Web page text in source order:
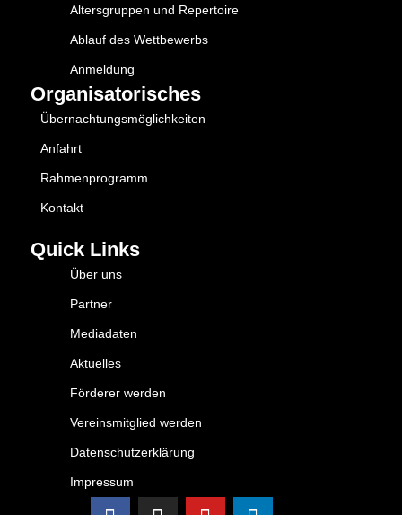
Altersgruppen und Repertoire
Ablauf des Wettbewerbs
Anmeldung
Organisatorisches
Übernachtungsmöglichkeiten
Anfahrt
Rahmenprogramm
Kontakt
Quick Links
Über uns
Partner
Mediadaten
Aktuelles
Förderer werden
Vereinsmitglied werden
Datenschutzerklärung
Impressum